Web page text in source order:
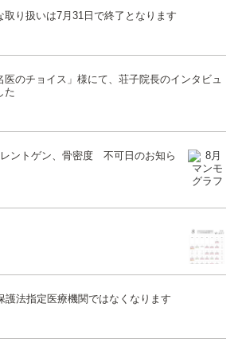
取り扱いは7月31日で終了となります
医のチョイス」様にて、荘子院長のインタビュ
た
ントゲン、骨密度 不可日のお知ら
護法指定医療機関ではなくなります